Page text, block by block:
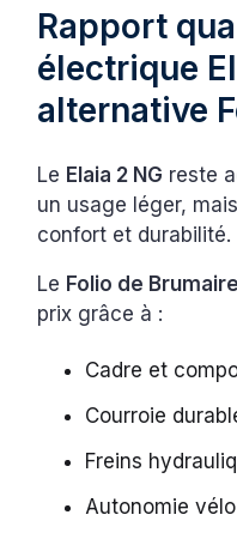
Rapport
électrique
alternative
Le Elaia 2 NG reste
un usage léger,
confort et durabilité.
Le Folio de Brumaire
prix grâce à :
Cadre et
Courroie
Freins
Autonomie